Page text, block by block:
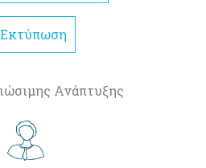
Εκτύπωση
Ανάπτυξης